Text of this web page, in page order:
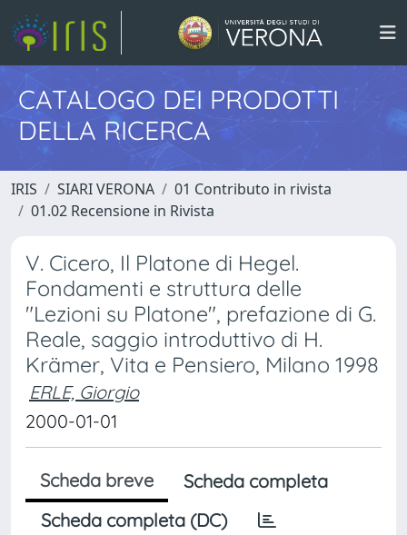
CATALOGO DEI PRODOTTI
DELLA RICERCA
IRIS SIARI VERONA
01 Contributo in rivista
01.02 Recensione in Rivista
V. Cicero, Il Platone di Hegel.
Fondamenti e struttura delle
"Lezioni su Platone", prefazione di G.
Reale, saggio introduttivo di H.
Krämer, Vita e Pensiero, Milano 1998
ERLE, Giorgio
2000-01-01
Scheda breve
Scheda completa
Scheda completa (DC)